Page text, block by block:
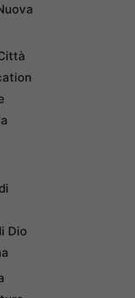
Dio